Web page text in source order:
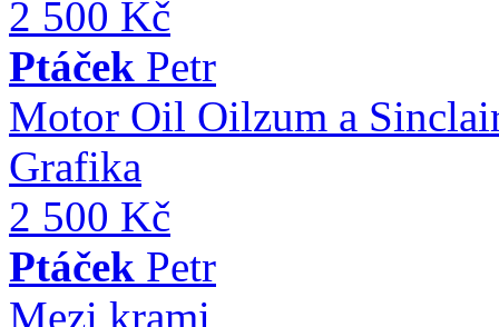
2 500 Kč
Ptáček Petr
Motor Oil Oilzum a
Grafika
2 500 Kč
Ptáček Petr
Mezi krami